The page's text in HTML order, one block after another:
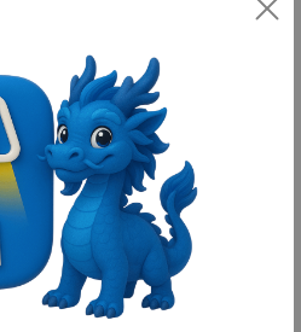
По популярности
| Бренд: МАЙ ХЭ
МАЙ